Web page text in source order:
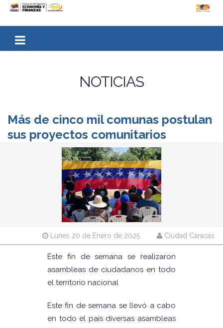
NOTICIAS
Más de cinco mil comunas postulan
sus proyectos comunitarios
Lunes 20 de Enero de 2025 Ciudad Caracas
Este fin de semana se realizaron
asambleas de ciudadanos en todo
el territorio nacional
Este fin de semana se llevó a cabo
en todo el país diversas asambleas